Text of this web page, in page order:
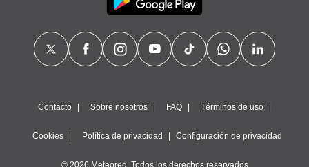
Contacto Sobre nosotros FAQ Términos de uso
Cookies Política de privacidad Configuración de privacidad
© 2026 Meteored. Todos los derechos reservados